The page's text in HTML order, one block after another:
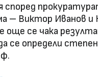
– Виктор Иванов и
още се чака
се определи